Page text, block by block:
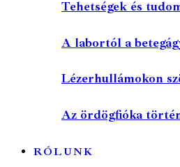
Tehetségek és
A labortól a
Lézerhullámokon
Az ördögfióka
RÓLUNK